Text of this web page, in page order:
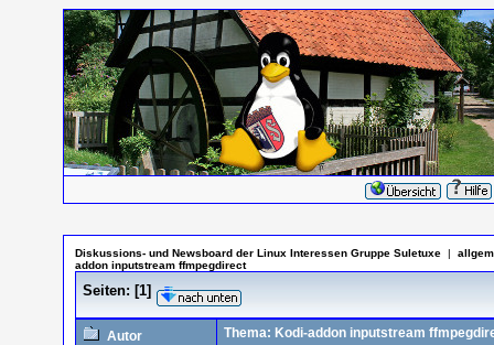
Diskussions- und Newsboard der Linux Interessen Gruppe Suletuxe |
addon inputstream ffmpegdirect
Seiten: [1]
Autor Thema: Kodi-addon inputstream